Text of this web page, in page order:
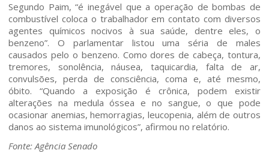
Contato
Segundo Paim, “é inegável que a operação de bombas de
combustível coloca o trabalhador em contato com diversos
agentes químicos nocivos à sua saúde, dentre eles, o
benzeno”. O parlamentar listou uma séria de males
causados pelo o benzeno. Como dores de cabeça, tontura,
tremores, sonolência, náusea, taquicardia, falta de ar,
convulsões, perda de consciência, coma e, até mesmo,
óbito. “Quando a exposição é crônica, podem existir
alterações na medula óssea e no sangue, o que pode
ocasionar anemias, hemorragias, leucopenia, além de outros
danos ao sistema imunológicos”, afirmou no relatório.
Fonte: Agência Senado